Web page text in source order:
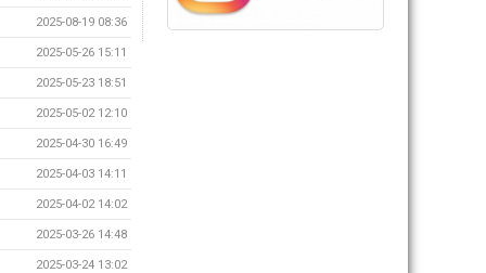
2025-08-19 08:36
2025-05-26 15:11
2025-05-23 18:51
2025-05-02 12:10
2025-04-30 16:49
2025-04-03 14:11
2025-04-02 14:02
2025-03-26 14:48
2025-03-24 13:02